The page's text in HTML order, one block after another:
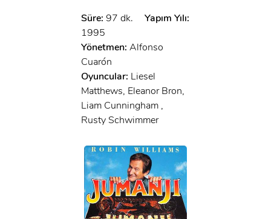
Süre: 97 dk.
Yapım Yılı:
1995
Yönetmen: Alfonso
Cuarón
Oyuncular: Liesel
Matthews, Eleanor Bron,
Liam Cunningham ,
Rusty Schwimmer